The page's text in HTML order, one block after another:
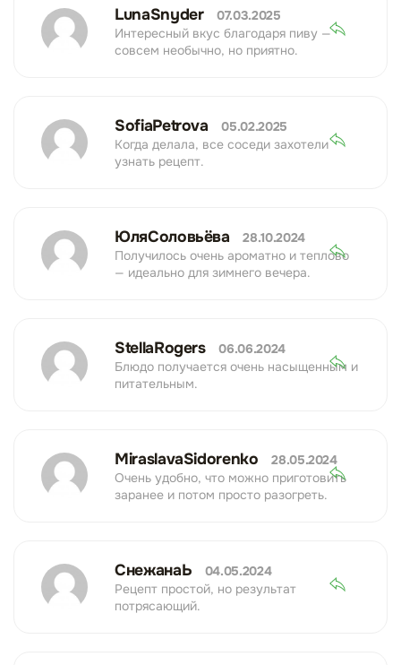
LunaSnyder
07.03.2025
Интересный вкус благодаря пиву —
совсем необычно, но приятно.
SofiaPetrova
05.02.2025
Когда делала, все соседи захотели
узнать рецепт.
ЮляСоловьёва
28.10.2024
Получилось очень ароматно и теплово
— идеально для зимнего вечера.
StellaRogers
06.06.2024
Блюдо получается очень насыщенным и
питательным.
MiraslavaSidorenko
28.05.2024
Очень удобно, что можно приготовить
заранее и потом просто разогреть.
СнежанаЬ
04.05.2024
Рецепт простой, но результат
потрясающий.